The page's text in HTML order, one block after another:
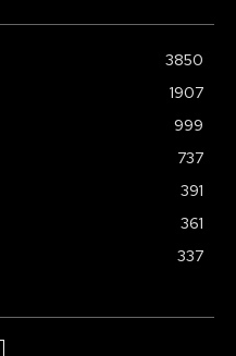
3850
1907
999
737
391
361
337